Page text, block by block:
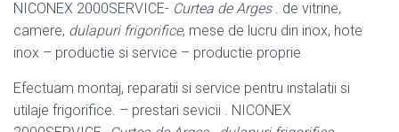
NICONEX 2000SERVICE- Curtea de Arges. de vitrine,
camere, dulapuri frigorifice, mese de lucru din inox, hote
inox – productie si service – productie proprie
Efectuam montaj, reparatii si service pentru instalatii si
utilaje frigorifice. – prestari sevicii . NICONEX